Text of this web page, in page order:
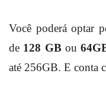
Você poderá optar
de 128 GB ou
até 256GB. E conta